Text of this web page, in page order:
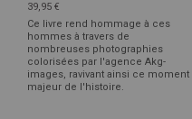
39,95 €
Ce livre rend hommage à ces
hommes à travers de
nombreuses photographies
colorisées par l'agence Akg-
images, ravivant ainsi ce moment
majeur de l'histoire.